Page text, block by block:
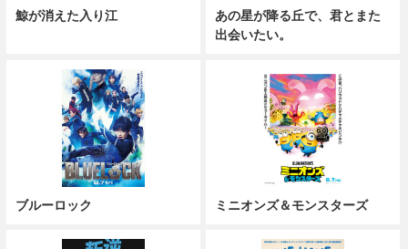
鯨が消えた入り江
あの星が降る丘で、君とまた
出会いたい。
ブルーロック ミニオンズ＆モンスターズ